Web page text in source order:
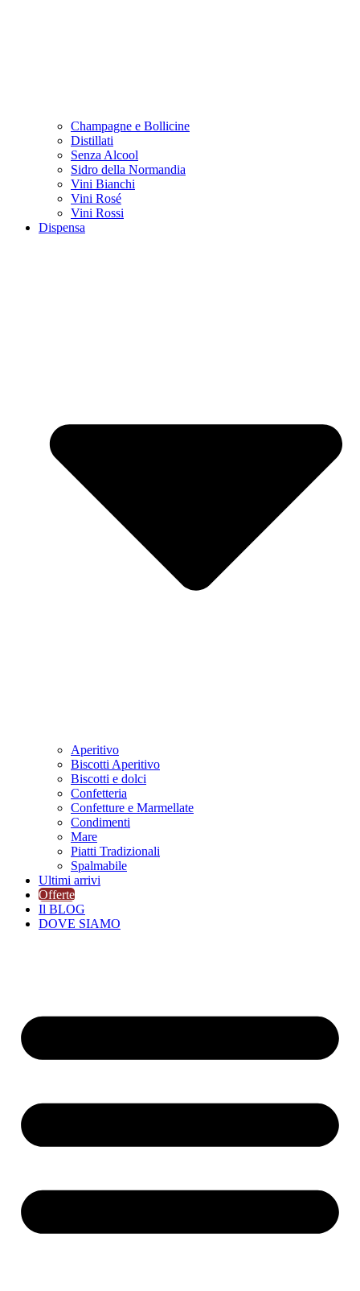
Champagne e Bollicine
Distillati
Senza Alcool
Sidro della Normandia
Vini Bianchi
Vini Rosé
Vini Rossi
Dispensa
Aperitivo
Biscotti Aperitivo
Biscotti e dolci
Confetteria
Confetture e Marmellate
Condimenti
Mare
Piatti Tradizionali
Spalmabile
Ultimi arrivi
Offerte
Il BLOG
DOVE SIAMO